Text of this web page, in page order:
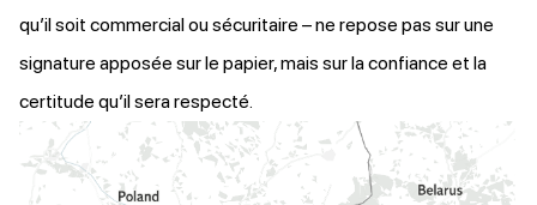
qu’il soit commercial ou sécuritaire – ne repose pas sur une
signature apposée sur le papier, mais sur la confiance et la
certitude qu’il sera respecté.